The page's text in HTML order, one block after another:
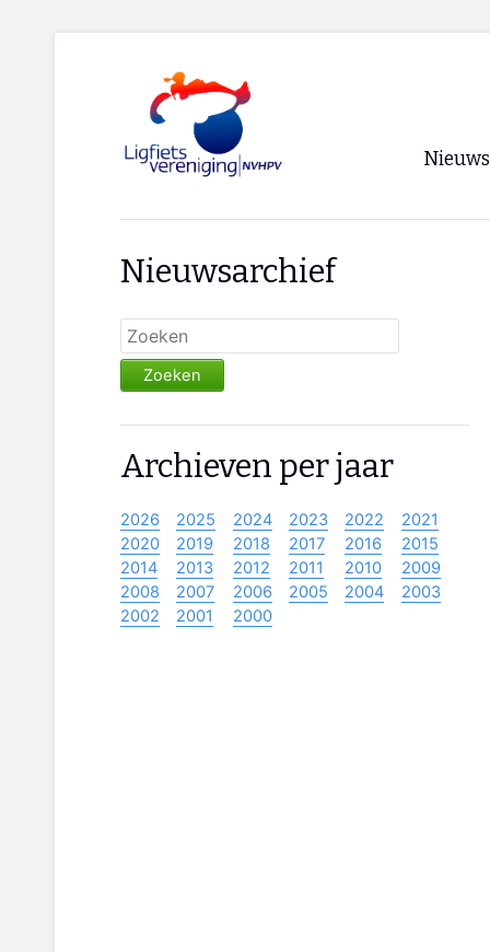
Nieuws
Nieuwsarchief
Zoeken
Archieven per jaar
2026 2025 2024 2023 2022
2021
2020
2019 2018 2017 2016
2015
2014
2013 2012 2011 2010
2009
2008
2007 2006 2005 2004
2003
2002
2001 2000